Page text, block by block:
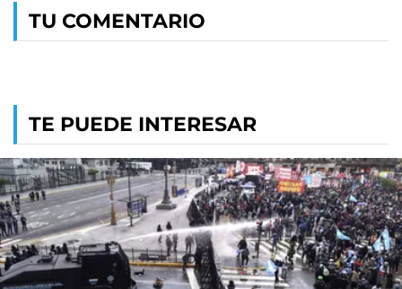
TU COMENTARIO
TE PUEDE INTERESAR